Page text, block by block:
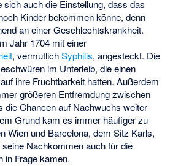
sich auch die Einstellung, dass das
Kinder bekommen könne, denn
an einer Geschlechtskrankheit.
Jahr 1704 mit einer
, vermutlichSyphilis, angesteckt. Die
im Unterleib, die einen
ihre Fruchtbarkeit hatten. Außerdem
größeren Entfremdung zwischen
die Chancen auf Nachwuchs weiter
Grund kam es immer häufiger zu
Wien und Barcelona, dem Sitz Karls,
Nachkommen auch für die
in Frage kamen.